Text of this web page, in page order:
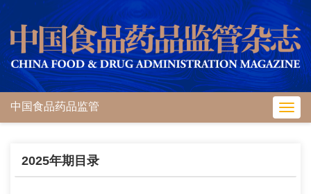
中国食品药品监管
2025年期目录